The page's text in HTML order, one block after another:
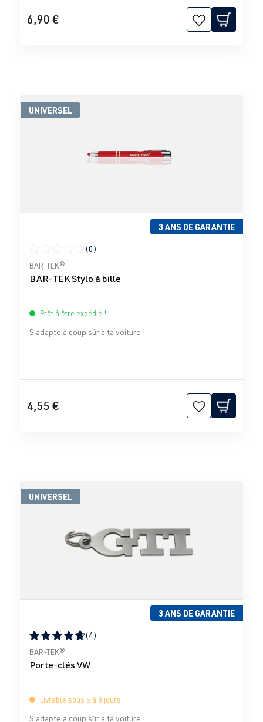
6,90 €
UNIVERSEL
3 ANS DE GARANTIE
Note moyenne de 0 sur 5 étoiles
(0)
BAR-TEK®
BAR-TEK Stylo à bille
Prêt à être expédié !
S'adapte à coup sûr à ta voiture !
4,55 €
UNIVERSEL
3 ANS DE GARANTIE
Note moyenne de 4.75 sur 5 étoiles
(4)
BAR-TEK®
Porte-clés VW
Livrable sous 5 à 8 jours
S'adapte à coup sûr à ta voiture !